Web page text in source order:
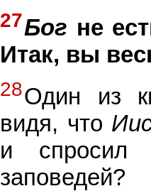
27Бог не
Итак, вы
28Один из
видя, что
и спросил
заповедей?